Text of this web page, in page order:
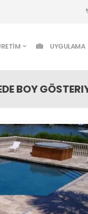
UYGULAMA
BOY